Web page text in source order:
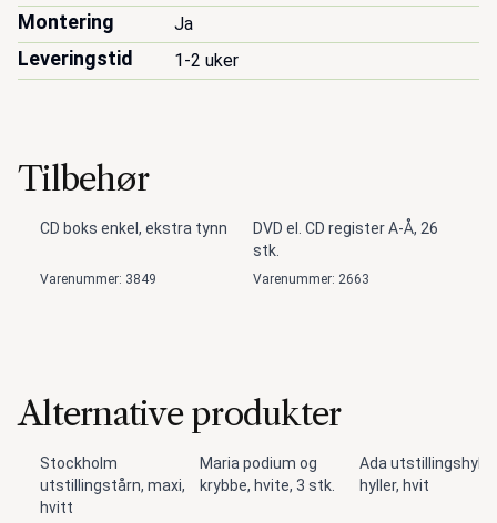
Montering Ja
Leveringstid 1-2 uker
Tilbehør
CD boks enkel, ekstra tynn
Varenummer: 3849
DVD el. CD register A-Å, 26
stk.
Varenummer: 2663
Alternative produkter
Stockholm
utstillingstårn, maxi,
hvitt
Maria podium og
krybbe, hvite, 3 stk.
Ada
hyller, hvit